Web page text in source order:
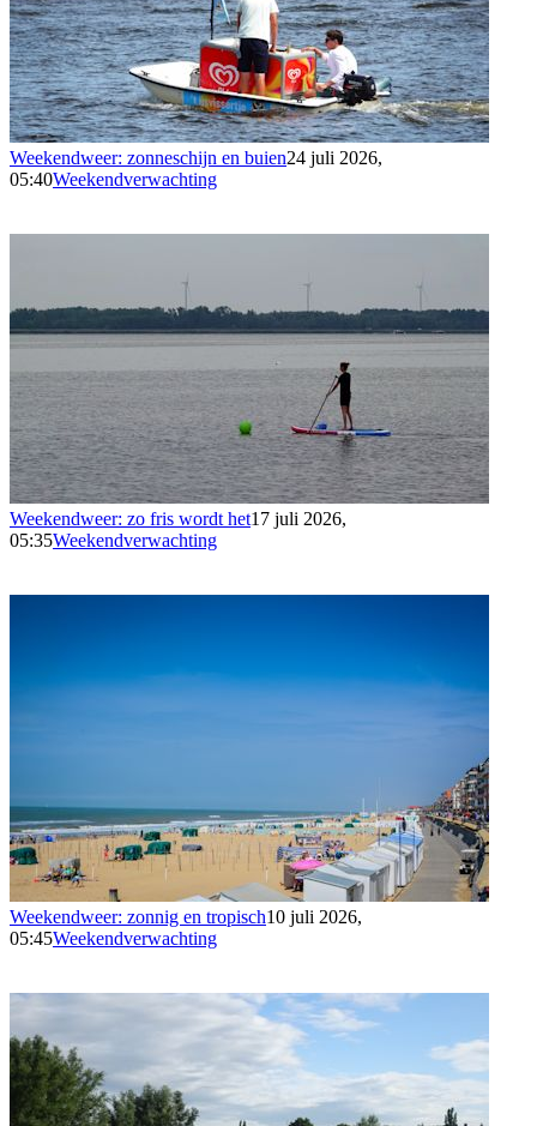
Weekendweer: zonneschijn en buien24 juli 2026,
05:40Weekendverwachting
Weekendweer: zo fris wordt het17 juli 2026,
05:35Weekendverwachting
Weekendweer: zonnig en tropisch10 juli 2026,
05:45Weekendverwachting